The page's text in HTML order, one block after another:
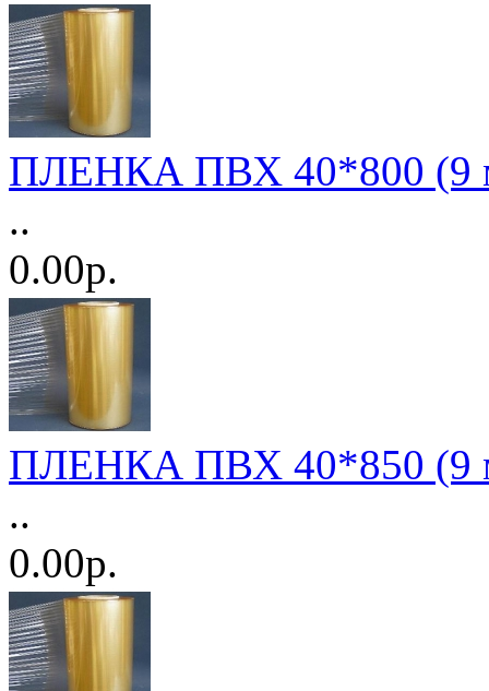
ПЛЕНКА ПВХ 40*800 (9
..
0.00р.
ПЛЕНКА ПВХ 40*850 (9
..
0.00р.